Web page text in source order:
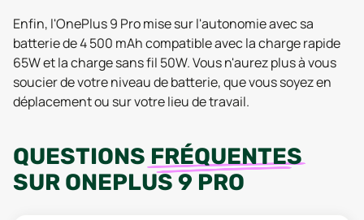
Enfin, l'OnePlus 9 Pro mise sur l'autonomie avec sa
batterie de 4 500 mAh compatible avec la charge rapide
65W et la charge sans fil 50W. Vous n'aurez plus à vous
soucier de votre niveau de batterie, que vous soyez en
déplacement ou sur votre lieu de travail.
QUESTIONS FRÉQUENTES
SUR ONEPLUS 9 PRO